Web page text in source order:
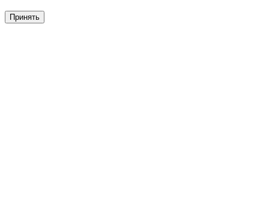
Принять